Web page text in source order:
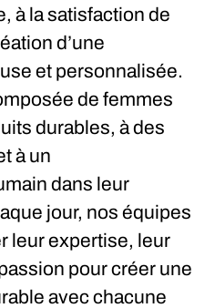
à la satisfaction de
d’une
et personnalisée.
de femmes
durables, à des
à un
dans leur
jour, nos équipes
leur expertise, leur
pour créer une
avec chacune